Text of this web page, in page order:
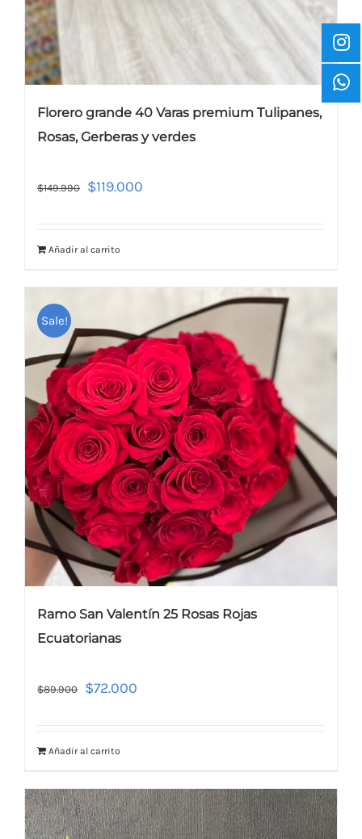
Florero grande 40 Varas premium Tulipanes,
Rosas, Gerberas y verdes
$149.990 $119.000
Añadir al carrito
Sale!
Ramo San Valentín 25 Rosas Rojas
Ecuatorianas
$89.900 $72.000
Añadir al carrito